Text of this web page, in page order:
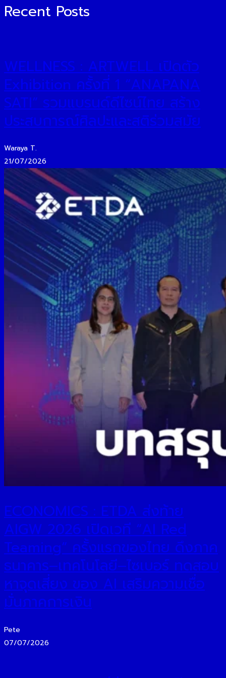
Recent Posts
WELLNESS : ARTWELL เปิดตัว
Exhibition ครั้งที่ 1 “ANAPANA
SATI” รวมแบรนด์ดีไซน์ไทย สร้าง
ประสบการณ์ศิลปะและสติร่วมสมัย
Waraya T.
21/07/2026
ECONOMICS : ETDA ส่งท้าย
AIGW 2026 เปิดเวที “AI Red
Teaming” ครั้งแรกของไทย ดึงภาค
ธนาคาร–เทคโนโลยี–ไซเบอร์ ทดสอบ
หาจุดเสี่ยง ของ AI เสริมความเชื่อ
มั่นภาคการเงิน
Pete
07/07/2026